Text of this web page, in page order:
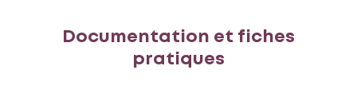
Documentation et fiches
pratiques